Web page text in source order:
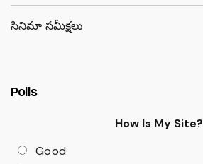
సినిమా సమీక్షలు
Polls
How Is My Site?
Good